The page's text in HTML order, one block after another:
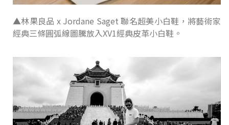
▲林果良品 x Jordane Saget 聯名超美小白鞋，將藝術家
經典三條圓弧線圖騰放入XV1經典皮革小白鞋。